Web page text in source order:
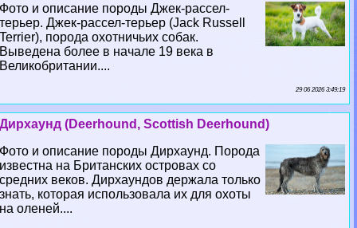
Фото и описание породы Джек-рассел-
терьер. Джек-рассел-терьер (Jack Russell
Terrier), порода охотничьих собак.
Выведена более в начале 19 века в
Великобритании....
29 06 2026 3:49:19
Дирхаунд (Deerhound, Scottish Deerhound)
Фото и описание породы Дирхаунд. Порода
известна на Британских островах со
средних веков. Дирхаундов держала только
знать, которая использовала их для охоты
на оленей....